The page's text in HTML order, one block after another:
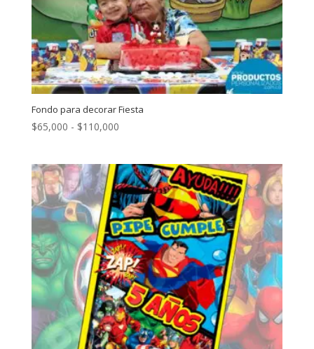
Fondo para decorar Fiesta
$65,000 - $110,000Rango
desde
$65,000
hasta
$110,000